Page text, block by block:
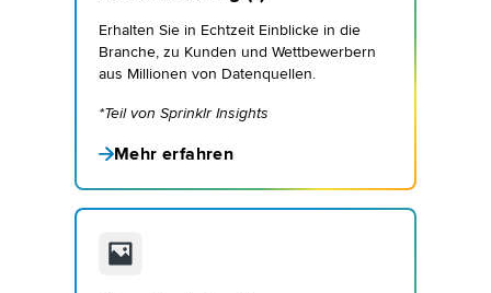
Erhalten Sie in Echtzeit Einblicke in die
Branche, zu Kunden und Wettbewerbern
aus Millionen von Datenquellen.
*Teil von Sprinklr Insights
Mehr erfahren